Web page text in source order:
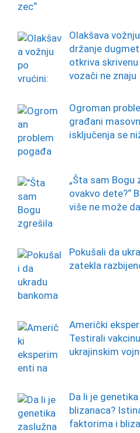
Olakšava
držanje
otkriva
vozači ne znaju
Ogroman
građani
isključenja se
„Šta sam Bogu
ovakvo dete?“
više ne može
Pokušali da
zatekla
Američki
Testirali
ukrajinskim
Da li je
blizanaca?
faktorima i